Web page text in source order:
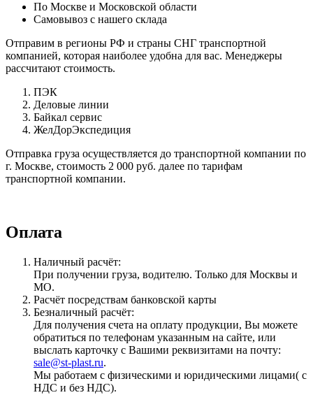
По Москве и Московской области
Самовывоз с нашего склада
Отправим в регионы РФ и страны СНГ транспортной
компанией, которая наиболее удобна для вас. Менеджеры
рассчитают стоимость.
ПЭК
Деловые линии
Байкал сервис
ЖелДорЭкспедиция
Отправка груза осуществляется до транспортной компании по
г. Москве, стоимость 2 000 руб. далее по тарифам
транспортной компании.
Оплата
Наличный расчёт:
При получении груза, водителю. Только для Москвы и
МО.
Расчёт посредствам банковской карты
Безналичный расчёт:
Для получения счета на оплату продукции, Вы можете
обратиться по телефонам указанным на сайте, или
выслать карточку с Вашими реквизитами на почту:
sale@st-plast.ru.
Мы работаем с физическими и юридическими лицами( с
НДС и без НДС).